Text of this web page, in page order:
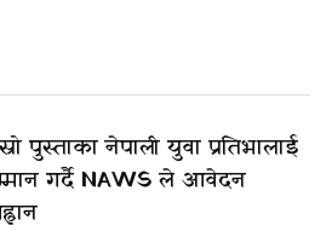
पुस्ताका नेपाली युवा प्रतिभालाई
गर्दै NAWS ले आवेदन